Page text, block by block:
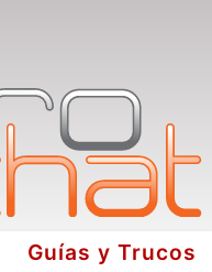
Guías y Trucos